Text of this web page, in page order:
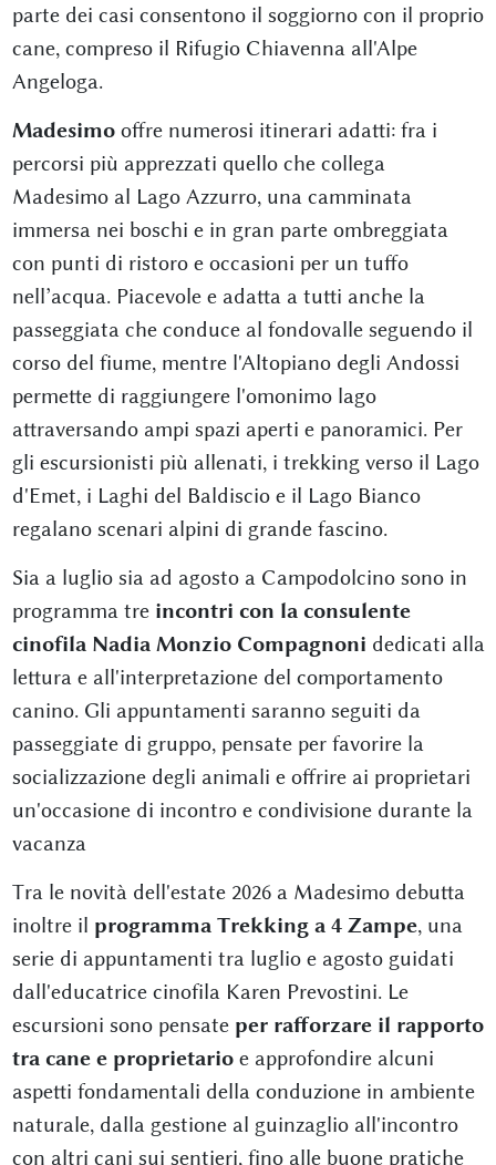
parte dei casi consentono il soggiorno con il proprio
cane, compreso il Rifugio Chiavenna all'Alpe
Angeloga.
Madesimo offre numerosi itinerari adatti: fra i
percorsi più apprezzati quello che collega
Madesimo al Lago Azzurro, una camminata
immersa nei boschi e in gran parte ombreggiata
con punti di ristoro e occasioni per un tuffo
nell’acqua. Piacevole e adatta a tutti anche la
passeggiata che conduce al fondovalle seguendo il
corso del fiume, mentre l'Altopiano degli Andossi
permette di raggiungere l'omonimo lago
attraversando ampi spazi aperti e panoramici. Per
gli escursionisti più allenati, i trekking verso il Lago
d'Emet, i Laghi del Baldiscio e il Lago Bianco
regalano scenari alpini di grande fascino.
Sia a luglio sia ad agosto a Campodolcino sono in
programma tre incontri con la consulente
cinofila Nadia Monzio Compagnoni dedicati alla
lettura e all'interpretazione del comportamento
canino. Gli appuntamenti saranno seguiti da
passeggiate di gruppo, pensate per favorire la
socializzazione degli animali e offrire ai proprietari
un'occasione di incontro e condivisione durante la
vacanza
Tra le novità dell'estate 2026 a Madesimo debutta
inoltre il programma Trekking a 4 Zampe, una
serie di appuntamenti tra luglio e agosto guidati
dall'educatrice cinofila Karen Prevostini. Le
escursioni sono pensate per rafforzare il rapporto
tra cane e proprietarioe approfondire alcuni
aspetti fondamentali della conduzione in ambiente
naturale, dalla gestione al guinzaglio all'incontro
con altri cani sui sentieri, fino alle buone pratiche